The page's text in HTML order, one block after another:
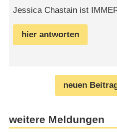
Jessica Chastain ist
hier antworten
neuen
weitere Meldungen